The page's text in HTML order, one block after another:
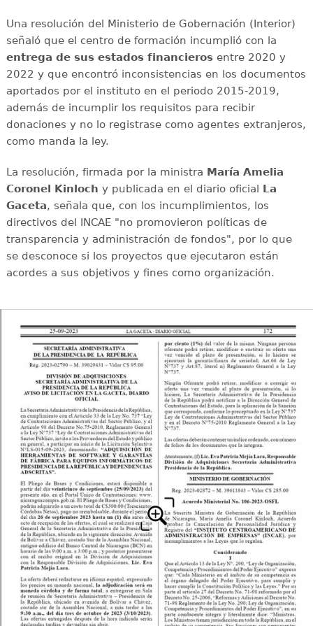
Una resolución del Ministerio de Gobernación (Interior)
señaló que el centro de formación incumplió con la
entrega de sus estados financierosentre 2020 y
2022 y que encontró inconsistencias en los documentos
aportados por el instituto en el periodo 2015-2019,
además de incumplir los requisitos para recibir
donaciones y no lo registrase como agentes extranjeros,
como manda la ley.
La resolución, firmada por la ministra María Amelia
Coronel Kinloch y publicada en el diario oficial La
Gaceta, señala que, con los incumplimientos, los
directivos del INCAE "no promovieron políticas de
transparencia y administración de fondos", por lo que
se desconoce si los proyectos que ejecutaron están
acordes a sus objetivos y fines como organización.